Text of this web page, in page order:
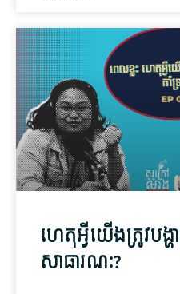
ហេតុអ្វី​យើង​ត្រូវ​បង្ហ
សាធារណៈ?